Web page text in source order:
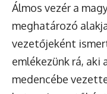
Álmos vezér a
meghatározó
vezetőjeként
emlékezünk rá, aki
medencébe